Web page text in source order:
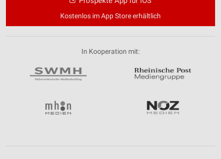
Kostenlos im App Store erhältlich
In Kooperation mit: